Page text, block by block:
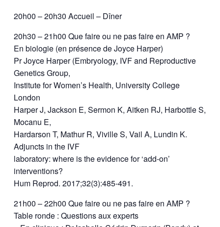
20h00 – 20h30 Accueil – Dîner
20h30 – 21h00 Que faire ou ne pas faire en AMP ?
En biologie (en présence de Joyce Harper)
Pr Joyce Harper (Embryology, IVF and Reproductive
Genetics Group,
Institute for Women’s Health, University College
London
Harper J, Jackson E, Sermon K, Aitken RJ, Harbottle S,
Mocanu E,
Hardarson T, Mathur R, Viville S, Vail A, Lundin K.
Adjuncts in the IVF
laboratory: where is the evidence for ‘add-on’
interventions?
Hum Reprod. 2017;32(3):485-491.
21h00 – 22h00 Que faire ou ne pas faire en AMP ?
Table ronde : Questions aux experts